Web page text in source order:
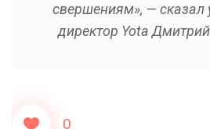
свершениям», —
директор Yota
0